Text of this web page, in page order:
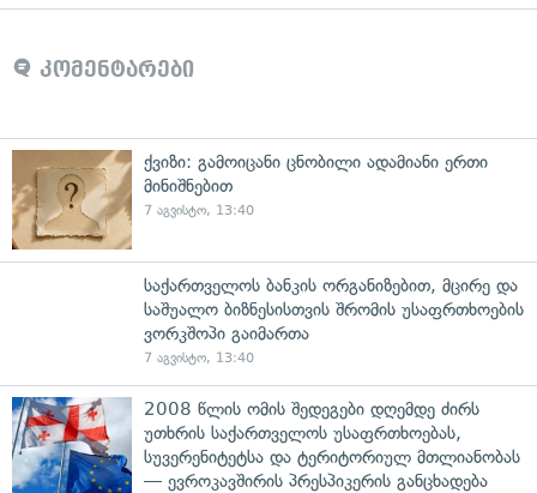
კომენტარები
ქვიზი: გამოიცანი ცნობილი ადამიანი ერთი
მინიშნებით
7 აგვისტო, 13:40
საქართველოს ბანკის ორგანიზებით, მცირე და
საშუალო ბიზნესისთვის შრომის უსაფრთხოების
ვორკშოპი გაიმართა
7 აგვისტო, 13:40
2008 წლის ომის შედეგები დღემდე ძირს
უთხრის საქართველოს უსაფრთხოებას,
სუვერენიტეტსა და ტერიტორიულ მთლიანობას
— ევროკავშირის პრესპიკერის განცხადება